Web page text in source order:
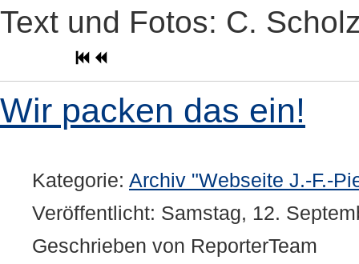
Text und Fotos: C.
Wir packen das ein!
Kategorie: Archiv "Webseite J.-F.-
Veröffentlicht: Samstag, 12.
Geschrieben von ReporterTeam